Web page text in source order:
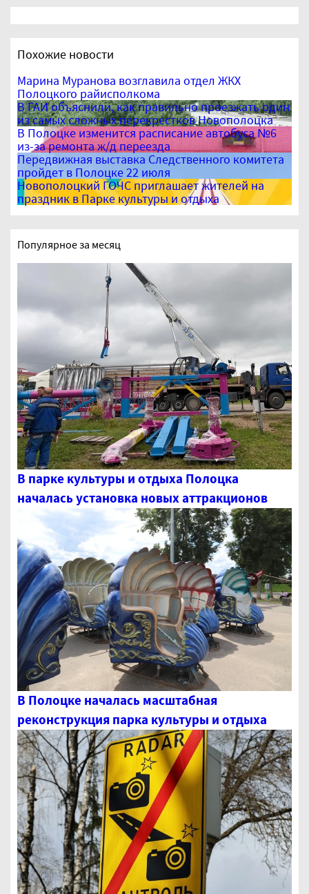
Похожие новости
Марина Муранова возглавила отдел ЖКХ
Полоцкого райисполкома
В ГАИ объяснили, как правильно проезжать один
из самых сложных перекрестков Новополоцка
В Полоцке изменится расписание автобуса №6
из-за ремонта ж/д переезда
Передвижная выставка Следственного комитета
пройдет в Полоцке 22 июля
Новополоцкий ГОЧС приглашает жителей на
праздник в Парке культуры и отдыха
Популярное за месяц
В парке культуры и отдыха Полоцка
началась установка новых аттракционов
В Полоцке началась масштабная
реконструкция парка культуры и отдыха